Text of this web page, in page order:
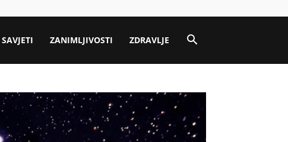
SAVJETI ZANIMLJIVOSTI ZDRAVLJE